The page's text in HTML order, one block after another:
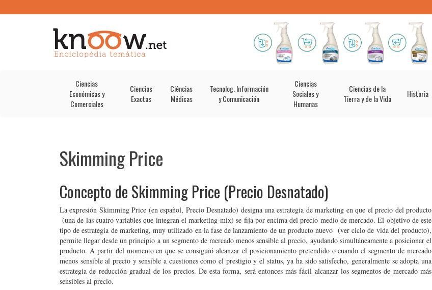
Ciencias
Económicas y
Comerciales
Ciencias
Exactas
Ciências
Médicas
Tecnolog. Información
y Comunicación
Ciencias
Sociales y
Humanas
Ciencias de la
Tierra y de la Vida
Historia
Skimming Price
Concepto de Skimming Price (Precio Desnatado)
La expresión Skimming Price (en español, Precio Desnatado) designa una estrategia de marketing en que el precio del producto
(una de las cuatro variables que integran el marketing-mix) se fija por encima del precio medio de mercado. El objetivo de este
tipo de estrategia de marketing, muy utilizado en la fase de lanzamiento de un producto nuevo (ver ciclo de vida del producto),
permite llegar desde un principio a un segmento de mercado menos sensible al precio, ayudando simultáneamente a posicionar el
producto. A partir del momento en que se consiguió alcanzar el posicionamiento pretendido o cuando el segmento de mercado
menos sensible al precio y sensible a cuestiones como el prestigio y el status, ya ha sido satisfecho, generalmente se adopta una
estrategia de reducción gradual de los precios. De esta forma, será entonces más fácil alcanzar los segmentos de mercado más
sensibles al precio.